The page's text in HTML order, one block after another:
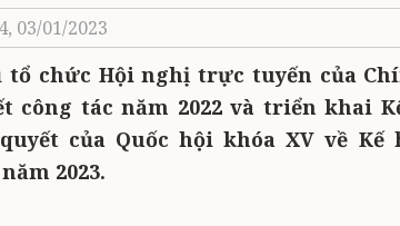
03/01/2023
tổ chức Hội nghị trực tuyến của
công tác năm 2022 và triển khai
của Quốc hội khóa XV về Kế
2023.